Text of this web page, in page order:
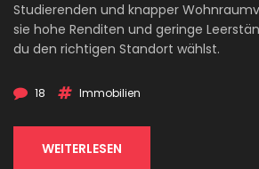
Studierenden und knapper
sie hohe Renditen und geringe
du den richtigen Standort wählst.
18 Immobilien
WEITERLESEN